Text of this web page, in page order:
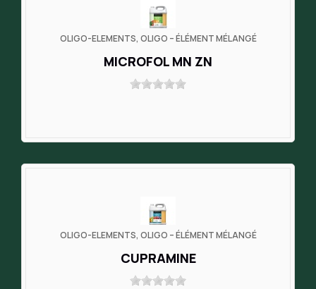
OLIGO-ELEMENTS, OLIGO – ÉLÉMENT MÉLANGÉ
MICROFOL MN ZN
OLIGO-ELEMENTS, OLIGO – ÉLÉMENT MÉLANGÉ
CUPRAMINE